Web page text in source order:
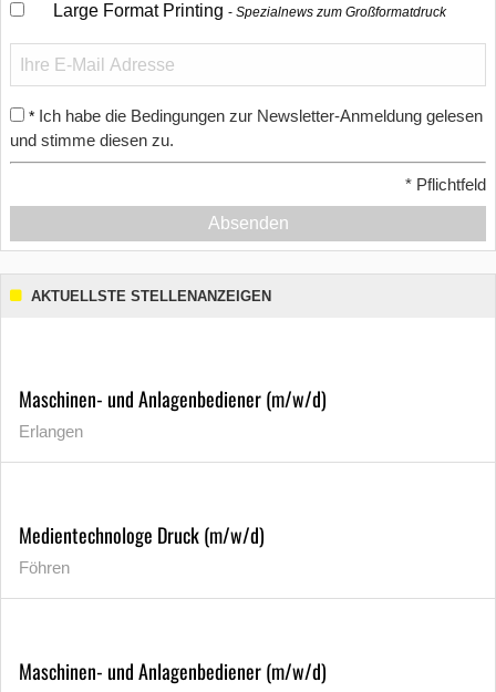
Large Format Printing Spezialnews zum Großformatdruck
* Ich habe die Bedingungen zur Newsletter-Anmeldung gelesen
und stimme diesen zu.
* Pflichtfeld
Absenden
AKTUELLSTE STELLENANZEIGEN
Maschinen- und Anlagenbediener (m/w/d)
Erlangen
Medientechnologe Druck (m/w/d)
Föhren
Maschinen- und Anlagenbediener (m/w/d)